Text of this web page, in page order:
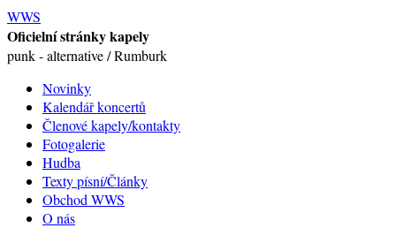
WWS
Oficielní stránky kapely
punk - alternative / Rumburk
Novinky
Kalendář koncertů
Členové kapely/kontakty
Fotogalerie
Hudba
Texty písní/Články
Obchod WWS
O nás